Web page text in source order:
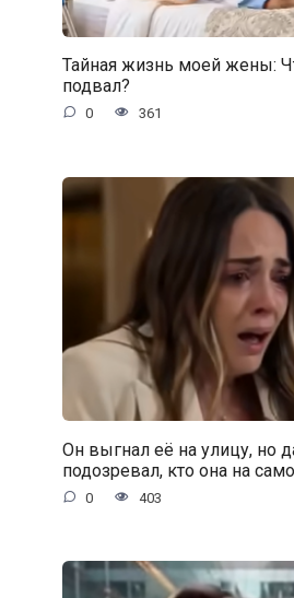
Тайная жизнь моей жены:
подвал?
0 361
Он выгнал её на улицу, но
подозревал, кто она на
0 403